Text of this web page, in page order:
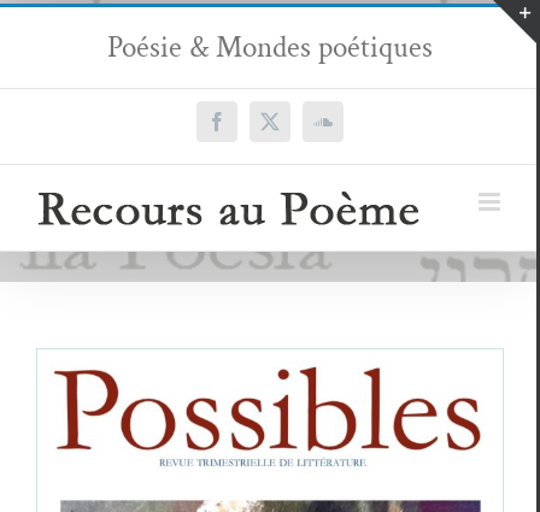
Passer
contenu
Poésie & Mondes poétiques
Facebook
X SoundCloud